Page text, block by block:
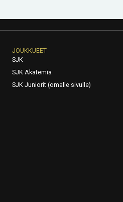
JOUKKUEET
SJK
SJK Akatemia
SJK Juniorit (omalle sivulle)